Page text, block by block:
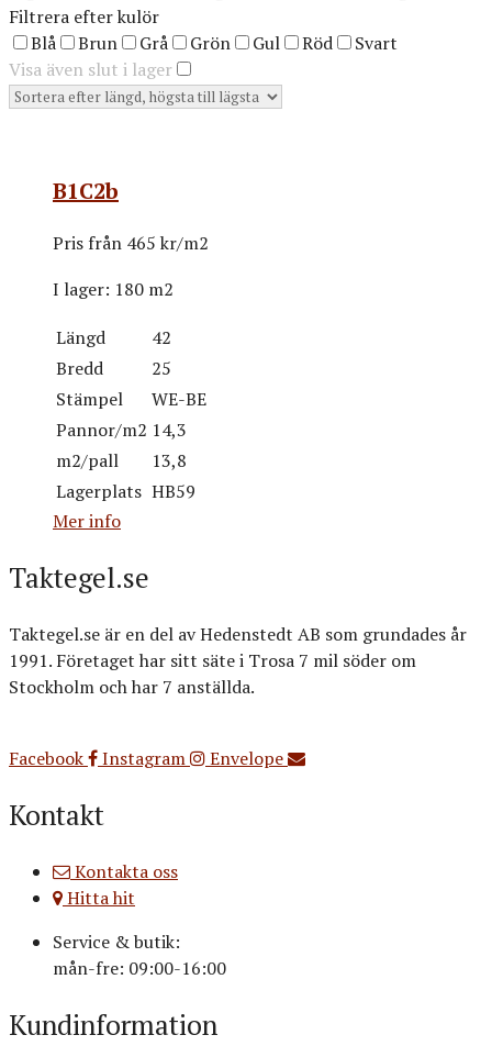
Filtrera efter kulör
Blå
Brun Grå Grön Gul Röd
Svart
Visa även slut i lager
B1C2b
Pris från 465 kr/m2
I lager: 180 m2
Längd
42
Bredd
25
Stämpel
WE-BE
Pannor/m2 14,3
m2/pall
13,8
Lagerplats HB59
Mer info
Taktegel.se
Taktegel.se är en del av Hedenstedt AB som grundades år
1991. Företaget har sitt säte i Trosa 7 mil söder om
Stockholm och har 7 anställda.
Facebook
Instagram Envelope
Kontakt
Kontakta oss
Hitta hit
Service & butik:
mån-fre: 09:00-16:00
Kundinformation